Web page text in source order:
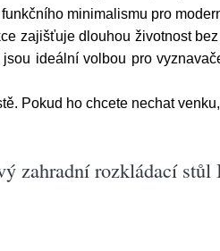
minimalismu pro
zajišťuje dlouhou životnost
ideální volbou pro
Pokud ho chcete nechat
zahradní rozkládací